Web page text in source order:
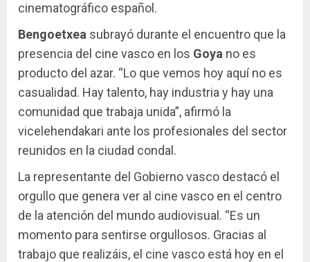
cinematográfico español.
Bengoetxea subrayó durante el encuentro que la
presencia del cine vasco en los Goya no es
producto del azar. “Lo que vemos hoy aquí no es
casualidad. Hay talento, hay industria y hay una
comunidad que trabaja unida”, afirmó la
vicelehendakari ante los profesionales del sector
reunidos en la ciudad condal.
La representante del Gobierno vasco destacó el
orgullo que genera ver al cine vasco en el centro
de la atención del mundo audiovisual. “Es un
momento para sentirse orgullosos. Gracias al
trabajo que realizáis, el cine vasco está hoy en el